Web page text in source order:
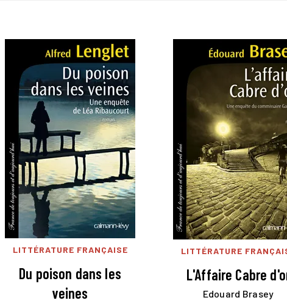
LITTÉRATURE FRANÇAISE
Du poison dans les
veines
LITTÉRATURE
L'Affaire Cabre
Edouard Brasey